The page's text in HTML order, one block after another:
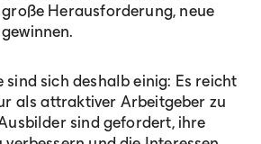
Herausforderung, neue
sich deshalb einig: Es reicht
als attraktiver Arbeitgeber zu
sind gefordert, ihre